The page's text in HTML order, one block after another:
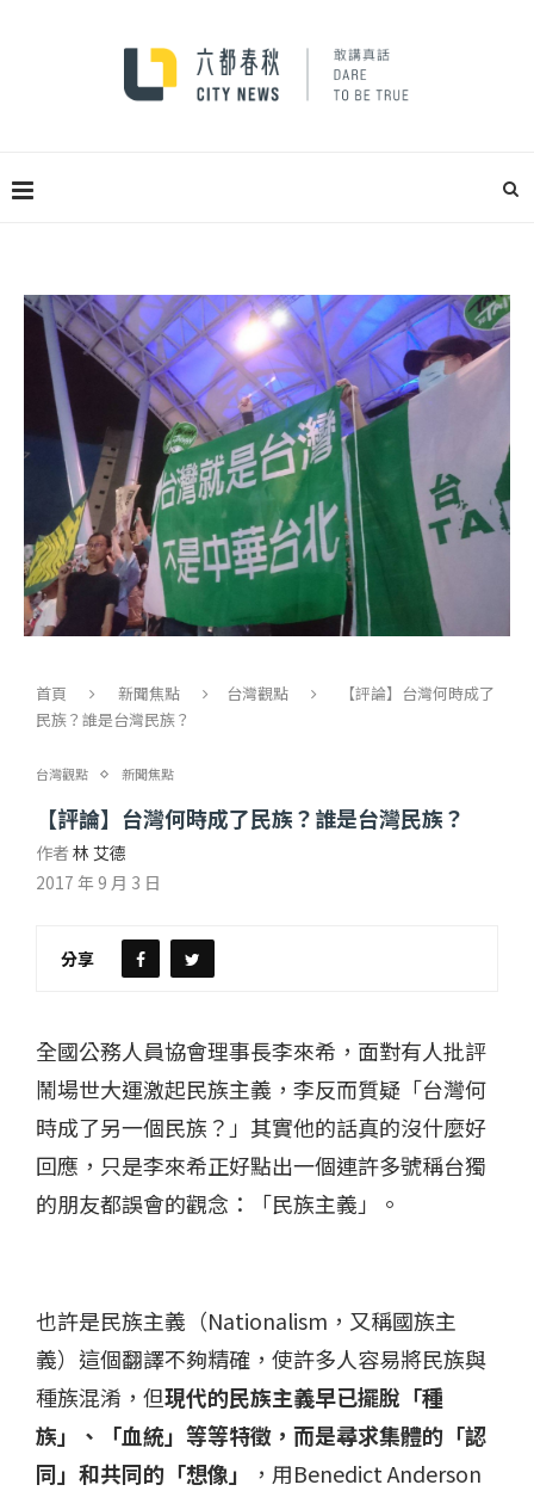
首頁 新聞焦點 台灣觀點
【評論】台灣何時成了
民族？誰是台灣民族？
台灣觀點 新聞焦點
【評論】台灣何時成了民族？誰是台灣民族？
作者 林 艾德
2017 年 9 月 3 日
分享
全國公務人員協會理事長李來希，面對有人批評
鬧場世大運激起民族主義，李反而質疑「台灣何
時成了另一個民族？」其實他的話真的沒什麼好
回應，只是李來希正好點出一個連許多號稱台獨
的朋友都誤會的觀念：「民族主義」。
也許是民族主義（Nationalism，又稱國族主
義）這個翻譯不夠精確，使許多人容易將民族與
種族混淆，但現代的民族主義早已擺脫「種
族」、「血統」等等特徵，而是尋求集體的「認
同」和共同的「想像」
，用Benedict Anderson